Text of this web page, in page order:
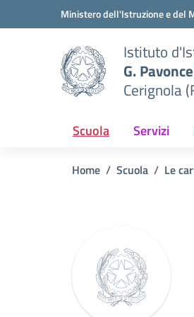
Vai ai contenuti
Vai al menu di navigazioneMinistero dell'Istruzione e del
Istituto
G.
Cerignola
Scuola Servizi
Home Scuola Le